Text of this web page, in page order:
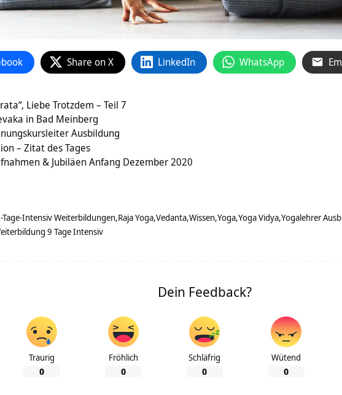
Share on X LinkedIn WhatsApp
Liebe Trotzdem – Teil 7
in Bad Meinberg
Ausbildung
– Zitat des Tages
& Jubiläen Anfang Dezember 2020
Tage-Intensiv Weiterbildungen Raja Yoga Vedanta Wissen Yoga Yoga Vidya Yogalehrer
9 Tage Intensiv
Dein Feedback?
Traurig
0
Fröhlich
0
Schläfrig
0
Wütend
0